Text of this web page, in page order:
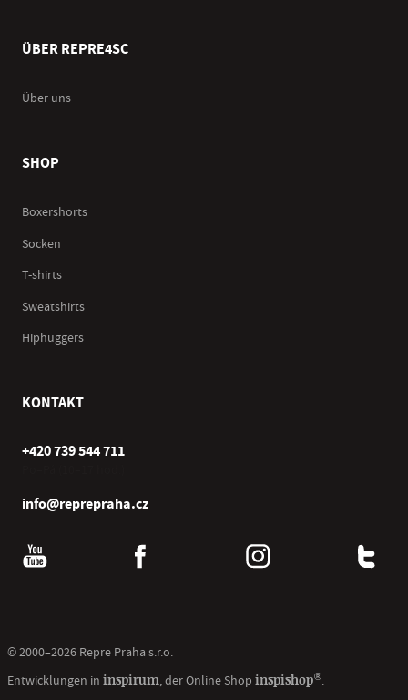
ÜBER REPRE4SC
Über uns
SHOP
Boxershorts
Socken
T-shirts
Sweatshirts
Hiphuggers
KONTAKT
+420 739 544 711
info@reprepraha.cz
© 2000–2026 Repre Praha s.r.o.
Entwicklungen in inspirum, der Online Shop inspishop®.